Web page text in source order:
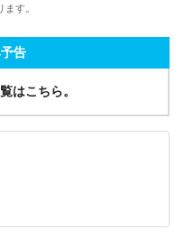
す。
告
はこちら。